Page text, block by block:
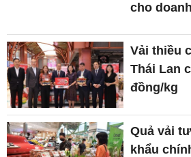
cho
Vải thiều
Thái Lan
đồng/kg
Quả vải
khẩu